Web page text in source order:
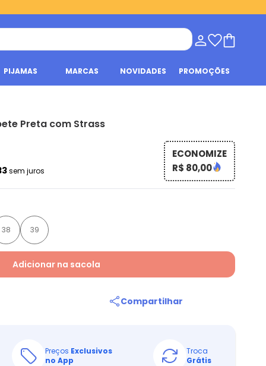
PIJAMAS MARCAS NOVIDADES PROMOÇÕES
Preta com Strass
sem juros
ECONOMIZE
R$ 80,00
38 39
Adicionar na sacola
Compartilhar
Preços Exclusivos
no App
Troca
Grátis